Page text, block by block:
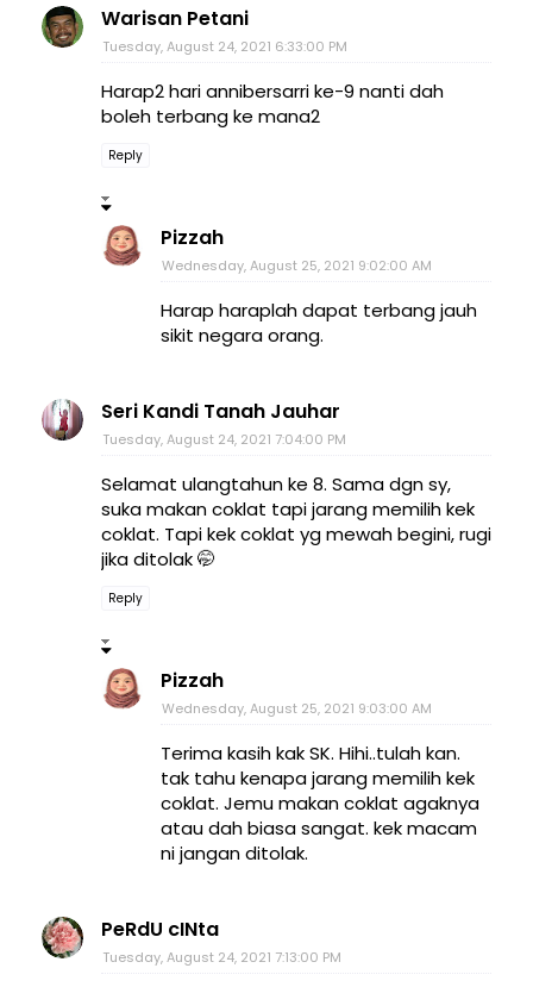
Warisan Petani
Tuesday, August 24, 2021 6:33:00 PM
Harap2 hari annibersarri ke-9 nanti dah
boleh terbang ke mana2
Reply
Pizzah
Wednesday, August 25, 2021 9:02:00 AM
Harap haraplah dapat terbang jauh
sikit negara orang.
Seri Kandi Tanah Jauhar
Tuesday, August 24, 2021 7:04:00 PM
Selamat ulangtahun ke 8. Sama dgn sy,
suka makan coklat tapi jarang memilih kek
coklat. Tapi kek coklat yg mewah begini, rugi
jika ditolak 🤭
Reply
Pizzah
Wednesday, August 25, 2021 9:03:00 AM
Terima kasih kak SK. Hihi..tulah kan.
tak tahu kenapa jarang memilih kek
coklat. Jemu makan coklat agaknya
atau dah biasa sangat. kek macam
ni jangan ditolak.
PeRdU cINta
Tuesday, August 24, 2021 7:13:00 PM